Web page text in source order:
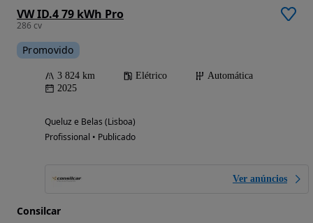
VW ID.4 79 kWh Pro
286 cv
Promovido
3 824 km Elétrico
Automática
2025
Queluz e Belas (Lisboa)
Profissional • Publicado
Ver anúncios
Consilcar